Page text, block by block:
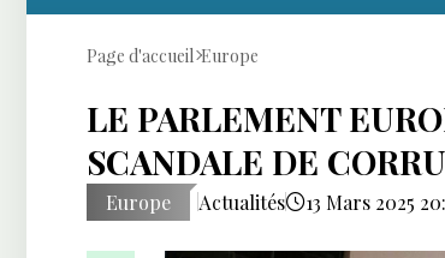
Page d'accueil Europe
LE PARLEMENT
SCANDALE DE
Europe Actualités 13 Mars 2025